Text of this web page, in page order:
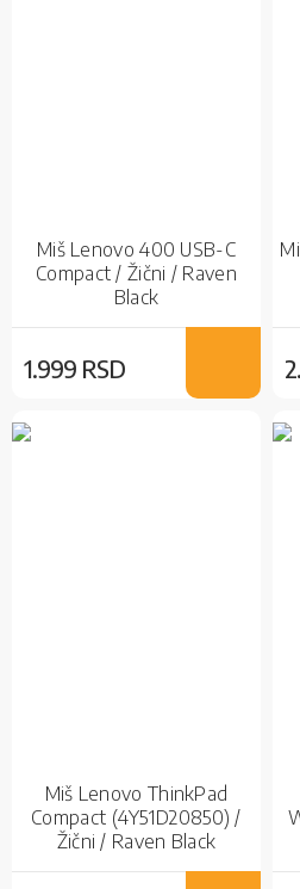
Miš Lenovo 400 USB-C
Compact / Žični / Raven
Black
1.999 RSD
Miš Lenovo ThinkPad
Compact (4Y51D20850) /
Žični / Raven Black